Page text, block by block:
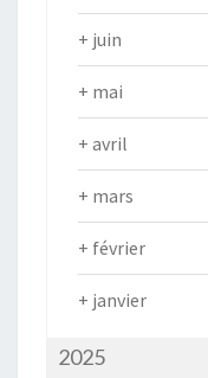
+ juin
+ mai
+ avril
+ mars
+ février
+ janvier
2025